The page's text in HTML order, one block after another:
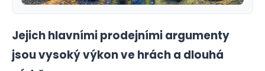
Jejich hlavními prodejními argumenty
jsou vysoký výkon ve hrách a dlouhá